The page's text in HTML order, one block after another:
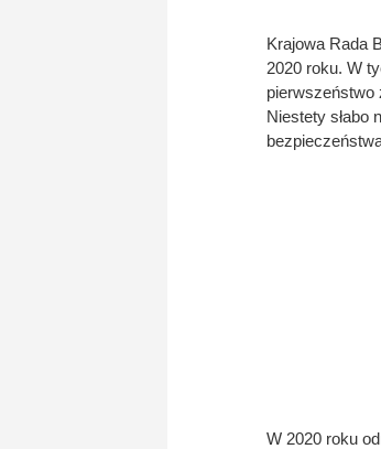
Krajowa Rada
2020 roku. W
pierwszeństwo
Niestety słabo
W 2020 roku